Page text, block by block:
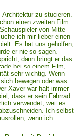
Architektur zu studieren.
einen zweiten Film
von Mitte
ich mir lieber einen
Es hat uns geholfen,
er nie so sagen.
dann bringt er das
bei so einem Film,
sehr wichtig. Wenn
bewegen oder was
Xaver war halt immer
dass er sein Fahrrad
verwendet, weil es
Ich selbst
wenn ich